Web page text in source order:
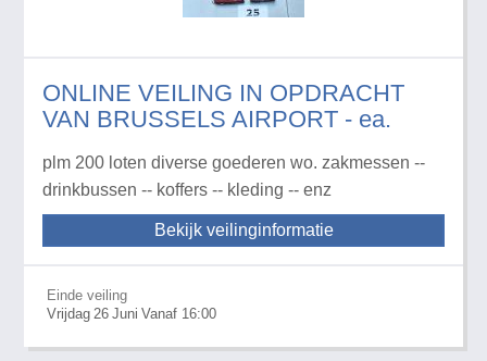
ONLINE VEILING IN OPDRACHT
VAN BRUSSELS AIRPORT - ea.
plm 200 loten diverse goederen wo. zakmessen --
drinkbussen -- koffers -- kleding -- enz
Bekijk veilinginformatie
Einde veiling
Vrijdag 26 Juni Vanaf 16:00